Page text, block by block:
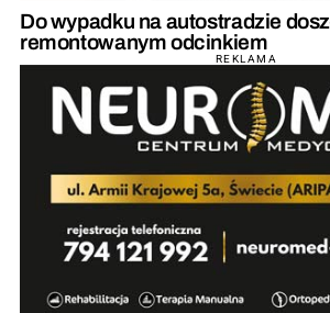
Do wypadku na autostradzie
remontowanym odcinkiem
REKLAMA